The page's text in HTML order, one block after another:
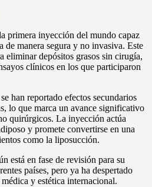
primera inyección del mundo capaz
de manera segura y no invasiva. Este
eliminar depósitos grasos sin cirugía,
clínicos en los que participaron
han reportado efectos secundarios
lo que marca un avance significativo
quirúrgicos. La inyección actúa
y promete convertirse en una
como la liposucción.
está en fase de revisión para su
países, pero ya ha despertado
y estética internacional.